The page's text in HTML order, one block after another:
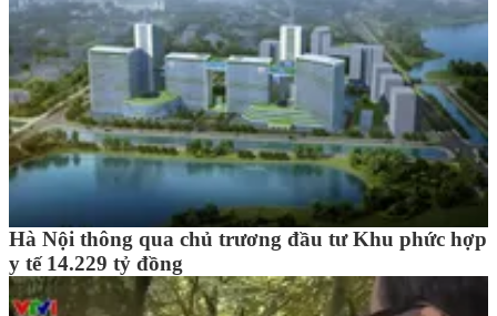
Hà Nội thông qua chủ trương đầu tư Khu phức hợp
y tế 14.229 tỷ đồng